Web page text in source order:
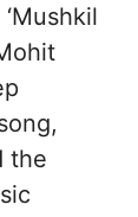
the